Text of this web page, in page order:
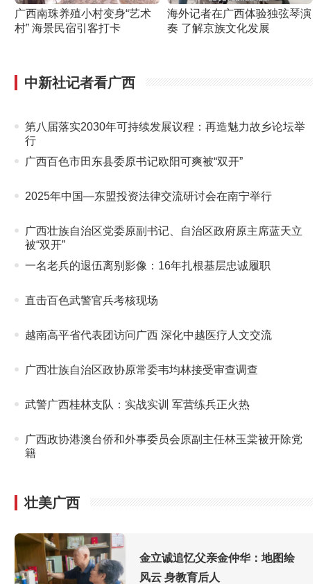
广西南珠养殖小村变身“艺术
村” 海景民宿引客打卡
海外记者在广西体验独弦琴演
奏 了解京族文化发展
中新社记者看广西
第八届落实2030年可持续发展议程：再造魅力故乡论坛举
行
广西百色市田东县委原书记欧阳可爽被“双开”
2025年中国—东盟投资法律交流研讨会在南宁举行
广西壮族自治区党委原副书记、自治区政府原主席蓝天立
被“双开”
一名老兵的退伍离别影像：16年扎根基层忠诚履职
直击百色武警官兵考核现场
越南高平省代表团访问广西 深化中越医疗人文交流
广西壮族自治区政协原常委韦均林接受审查调查
武警广西桂林支队：实战实训 军营练兵正火热
广西政协港澳台侨和外事委员会原副主任林玉棠被开除党
籍
壮美广西
金立诚追忆父亲金仲华：地图绘
风云 身教育后人